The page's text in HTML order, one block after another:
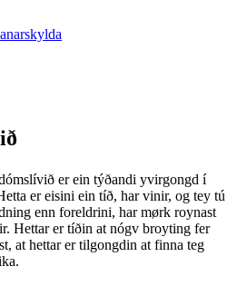
er ein týðandi yvirgongd í
er eisini ein tíð, har vinir, og tey tú
enn foreldrini, har mørk roynast
Hettar er tíðin at nógv broyting fer
at hettar er tilgongdin at finna teg